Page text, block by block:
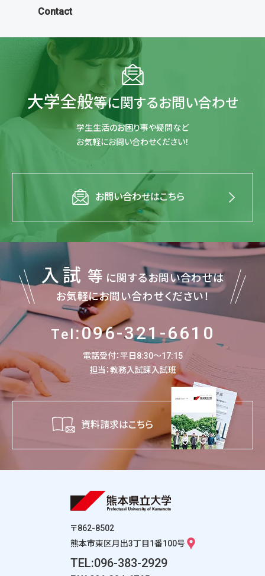
Contact
大学全般等に関するお問い合わせ
学生生活のお困り事や疑問など
お気軽にお問い合わせください！
お問い合わせはこちら
入試 等 に関するお問い合わせは
お気軽にお問い合わせください！
Tel:096-321-6610
電話受付：平日8:30～17:15
担当：教務入試課入試班
資料請求はこちら
〒862-8502
熊本市東区月出3丁目1番100号
TEL:096-383-2929